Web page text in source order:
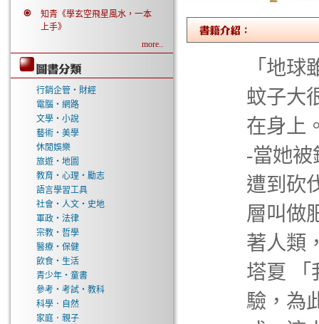
知青《學玄空飛星風水，一本
上手》
more..
行銷企管‧財經
電腦‧網路
文學‧小說
藝術‧美學
休閒娛樂
旅遊‧地圖
教育‧心理‧勵志
語言學習工具
社會‧人文‧史地
軍政‧法律
宗教‧哲學
醫療‧保健
飲食‧生活
青少年‧童書
參考‧考試‧教科
科學．自然
家庭．親子
「地
蚊子大
在身上
-當她被
遭到砍
層叫做
著人類
塔夏 「
驗，為